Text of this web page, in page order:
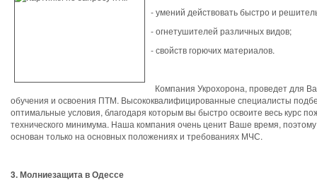
- умений действовать быстро и
- огнетушителей различных видов;
- свойств горючих материалов.
Компания Укрохорона, проведет для
обучения и освоения ПТМ. Высококвалифицированные специалисты
оптимальные условия, благодаря которым вы быстро освоите весь курс
технического минимума. Наша компания очень ценит Ваше время, поэтому
основан только на основных положениях и требованиях МЧС.
3. Молниезащита в Одессе